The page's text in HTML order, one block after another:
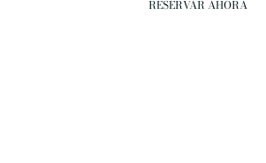
RESERVAR AHORA